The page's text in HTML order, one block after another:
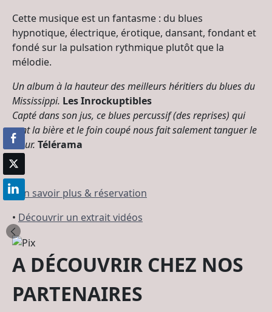
Cette musique est un fantasme : du blues
hypnotique, électrique, érotique, dansant, fondant et
fondé sur la pulsation rythmique plutôt que la
mélodie.
Un album à la hauteur des meilleurs héritiers du blues du
Mississippi. Les Inrockuptibles
Capté dans son jus, ce blues percussif (des reprises) qui
sent la bière et le foin coupé nous fait salement tanguer le
cœur. Télérama
•En savoir plus & réservation
• Découvrir un extrait vidéos
A DÉCOUVRIR CHEZ NOS
PARTENAIRES